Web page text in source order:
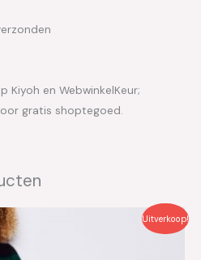
Kiyoh en WebwinkelKeur;
gratis shoptegoed.
Uitverkoop!